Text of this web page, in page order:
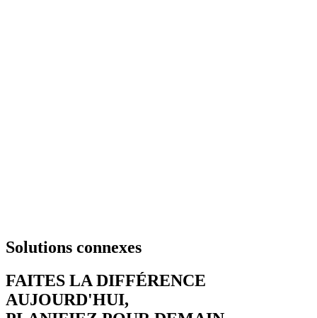
Solutions connexes
FAITES LA DIFFÉRENCE
AUJOURD'HUI,